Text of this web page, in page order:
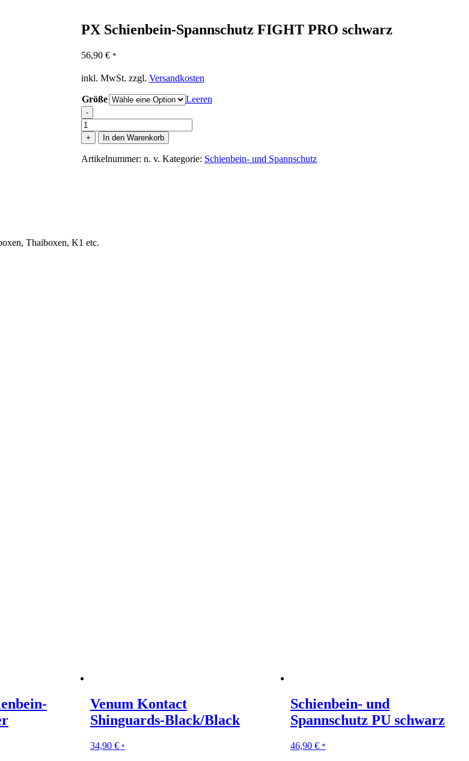
PX Schienbein-Spannschutz FIGHT PRO schwarz
56,90 € *
inkl. MwSt. zzgl. Versandkosten
Größe Leeren
-
PX
Schienbein-
Spannschutz
FIGHT
+ In den Warenkorb
Artikelnummer: n. v. Kategorie: Schienbein- und Spannschutz
Thaiboxen, K1 etc.
Venum Kontact
Shinguards-Black/Black
34,90 € *
Schienbein- und
Spannschutz PU schwarz
46,90 € *